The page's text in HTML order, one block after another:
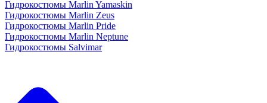
Гидрокостюмы Marlin Yamaskin
Гидрокостюмы Marlin Zeus
Гидрокостюмы Marlin Pride
Гидрокостюмы Marlin Neptune
Гидрокостюмы Salvimar